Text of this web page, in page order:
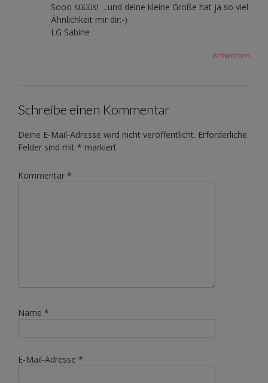
Sooo süüüs! …und deine kleine Große hat ja so viel
Ähnlichkeit mir dir:-)
LG Sabine
Antworten
Schreibe einen Kommentar
Deine E-Mail-Adresse wird nicht veröffentlicht. Erforderliche
Felder sind mit * markiert
Kommentar *
Name *
E-Mail-Adresse *